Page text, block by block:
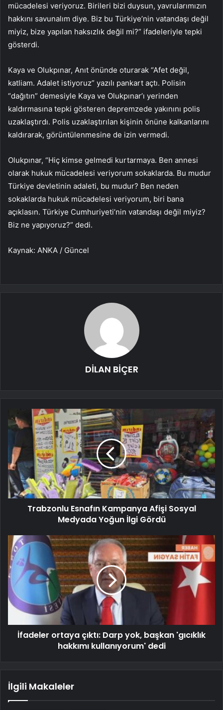
mücadelesi veriyoruz. Birileri bizi duysun, yavrularımızın
hakkını savunalım diye. Biz bu Türkiye’nin vatandaşı değil
miyiz, bize yapılan haksızlık değil mi?” ifadeleriyle tepki
gösterdi.
Kaya ve Olukpınar, Anıt önünde oturarak “Afet değil,
katliam. Adalet istiyoruz” yazılı pankart açtı. Polisin
“dağıtın” demesiyle Kaya ve Olukpınar’ı yerinden
kaldırmasına tepki gösteren depremzede yakınını polis
uzaklaştırdı. Polis uzaklaştırılan kişinin önüne kalkanlarını
kaldırarak, görüntülenmesine de izin vermedi.
Olukpınar, “Hiç kimse gelmedi kurtarmaya. Ben annesi
olarak hukuk mücadelesi veriyorum sokaklarda. Bu mudur
Türkiye devletinin adaleti, bu mudur? Ben neden
sokaklarda hukuk mücadelesi veriyorum, biri bana
açıklasın. Türkiye Cumhuriyeti’nin vatandaşı değil miyiz?
Biz ne yapıyoruz?” dedi.
Kaynak: ANKA / Güncel
DİLAN BİÇER
Trabzonlu Esnafın Kampanya Afişi Sosyal
Medyada Yoğun İlgi Gördü
İfadeler ortaya çıktı: Darp yok, başkan 'gıcıklık
hakkımı kullanıyorum' dedi
İlgili Makaleler